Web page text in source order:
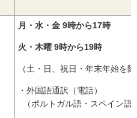
月・水・金 9時から17時
火・木曜 9時から19時
（土・日、祝日・年末年始を
・外国語通訳（電話）
（ポルトガル語・スペイン語